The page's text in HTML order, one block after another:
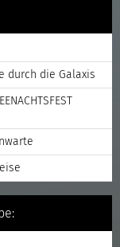
durch die Galaxis